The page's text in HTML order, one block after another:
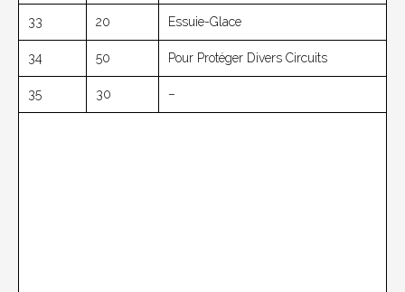
33 20 Essuie-Glace
34 50 Pour Protéger Divers Circuits
35 30 –